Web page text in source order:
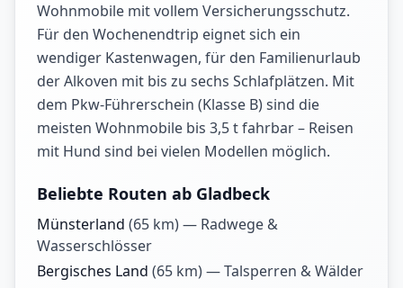
Wohnmobile mit vollem Versicherungsschutz.
Für den Wochenendtrip eignet sich ein
wendiger Kastenwagen, für den Familienurlaub
der Alkoven mit bis zu sechs Schlafplätzen. Mit
dem Pkw-Führerschein (Klasse B) sind die
meisten Wohnmobile bis 3,5 t fahrbar – Reisen
mit Hund sind bei vielen Modellen möglich.
Beliebte Routen ab Gladbeck
Münsterland (65 km) — Radwege &
Wasserschlösser
Bergisches Land (65 km) —Talsperren & Wälder